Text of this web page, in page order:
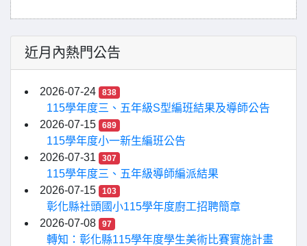
近月內熱門公告
2026-07-24 838
115學年度三、五年級S型編班結果及導師公告
2026-07-15
689
115學年度小一新生編班公告
2026-07-31
307
115學年度三、五年級導師編派結果
2026-07-15
103
彰化縣社頭國小115學年度廚工招聘簡章
2026-07-08
97
轉知：彰化縣115學年度學生美術比賽實施計畫